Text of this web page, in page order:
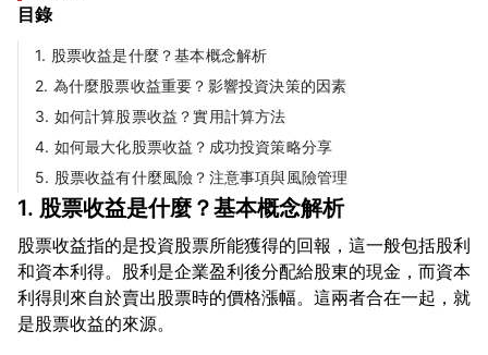
目錄
1. 股票收益是什麼？基本概念解析
2. 為什麼股票收益重要？影響投資決策的因素
3. 如何計算股票收益？實用計算方法
4. 如何最大化股票收益？成功投資策略分享
5. 股票收益有什麼風險？注意事項與風險管理
1. 股票收益是什麼？基本概念解析
股票收益指的是投資股票所能獲得的回報，這一般包括股利
和資本利得。股利是企業盈利後分配給股東的現金，而資本
利得則來自於賣出股票時的價格漲幅。這兩者合在一起，就